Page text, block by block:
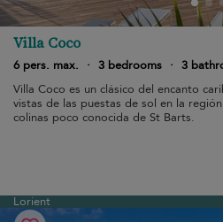
Villa Coco
6 pers. max. · 3 bedrooms · 3
Villa Coco es un clásico del encanto
vistas de las puestas de sol en la
colinas poco conocida de St Barts.
Lorient